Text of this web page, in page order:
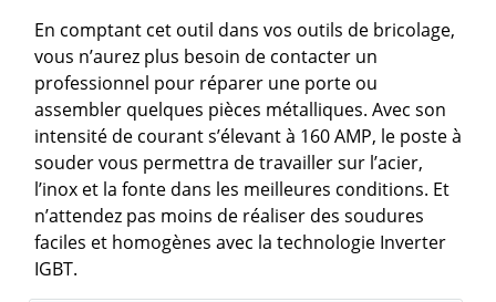
En comptant cet outil dans vos outils de bricolage,
vous n’aurez plus besoin de contacter un
professionnel pour réparer une porte ou
assembler quelques pièces métalliques. Avec son
intensité de courant s’élevant à 160 AMP, le poste à
souder vous permettra de travailler sur l’acier,
l’inox et la fonte dans les meilleures conditions. Et
n’attendez pas moins de réaliser des soudures
faciles et homogènes avec la technologie Inverter
IGBT.